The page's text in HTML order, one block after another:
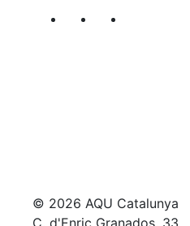
Segueix-nos
© 2026 AQU Catalunya
C. d'Enric Granados, 33